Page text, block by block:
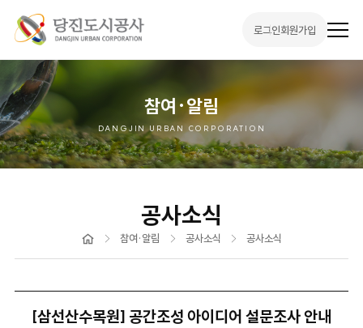
로그인회원가입
전
메
참여·알림
DANGJIN URBAN CORPORATION
공사소식
참여·알림 공사소식 공사소식
[삼선산수목원] 공간조성 아이디어 설문조사 안내